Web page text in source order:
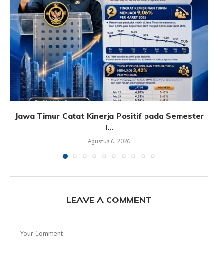
Jawa Timur Catat Kinerja Positif pada Semester
I...
Agustus 6, 2026
LEAVE A COMMENT